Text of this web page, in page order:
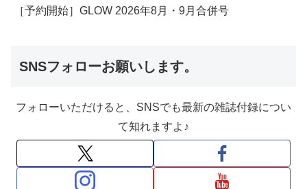
［予約開始］GLOW 2026年8月・9月合併号
SNSフォローお願いします。
フォローいただけると、SNSでも最新の雑誌付録につい
て知れますよ♪